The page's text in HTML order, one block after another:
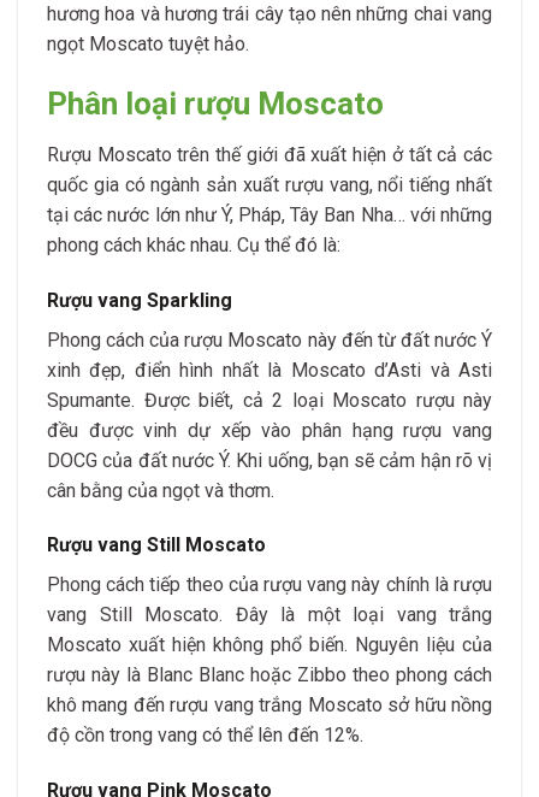
hương hoa và hương trái cây tạo nên những chai vang
ngọt Moscato tuyệt hảo.
Phân loại rượu Moscato
Rượu Moscato trên thế giới đã xuất hiện ở tất cả các
quốc gia có ngành sản xuất rượu vang, nổi tiếng nhất
tại các nước lớn như Ý, Pháp, Tây Ban Nha… với những
phong cách khác nhau. Cụ thể đó là:
Rượu vang Sparkling
Phong cách của rượu Moscato này đến từ đất nước Ý
xinh đẹp, điển hình nhất là Moscato d’Asti và Asti
Spumante. Được biết, cả 2 loại Moscato rượu này
đều được vinh dự xếp vào phân hạng rượu vang
DOCG của đất nước Ý. Khi uống, bạn sẽ cảm hận rõ vị
cân bằng của ngọt và thơm.
Rượu vang Still Moscato
Phong cách tiếp theo của rượu vang này chính là rượu
vang Still Moscato. Đây là một loại vang trắng
Moscato xuất hiện không phổ biến. Nguyên liệu của
rượu này là Blanc Blanc hoặc Zibbo theo phong cách
khô mang đến rượu vang trắng Moscato sở hữu nồng
độ cồn trong vang có thể lên đến 12%.
Rượu vang Pink Moscato